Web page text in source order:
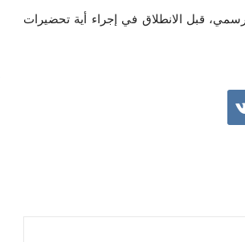
قبل الانطلاق في إجراء أية تحضيرات